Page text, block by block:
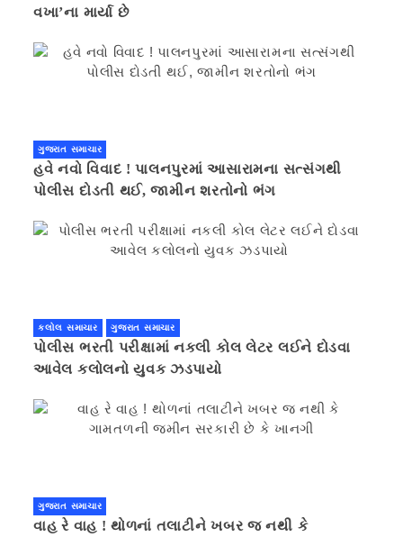
વખા’ના માર્યા છે
ગુજરાત સમાચાર
હવે નવો વિવાદ ! પાલનપુરમાં આસારામના સત્સંગથી
પોલીસ દોડતી થઈ, જામીન શરતોનો ભંગ
કલોલ સમાચાર ગુજરાત સમાચાર
પોલીસ ભરતી પરીક્ષામાં નકલી કોલ લેટર લઈને દોડવા
આવેલ કલોલનો યુવક ઝડપાયો
ગુજરાત સમાચાર
વાહ રે વાહ ! થોળનાં તલાટીને ખબર જ નથી કે